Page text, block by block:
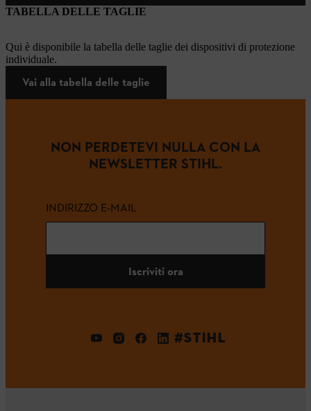
TABELLA DELLE TAGLIE
Qui è disponibile la tabella delle taglie dei dispositivi di protezione
individuale.
Vai alla tabella delle taglie
NON PERDETEVI NULLA CON LA
NEWSLETTER STIHL.
INDIRIZZO E-MAIL
Iscriviti ora
#STIHL